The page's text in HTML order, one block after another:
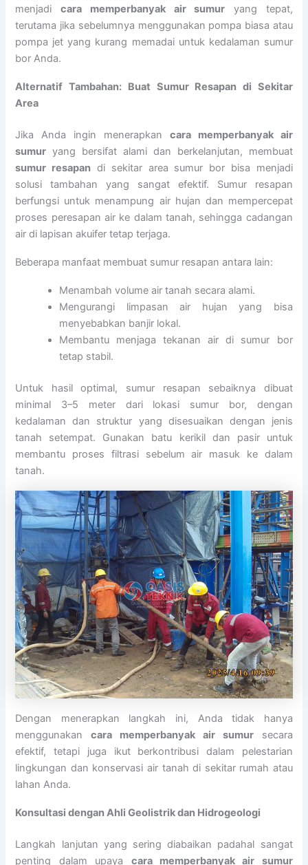
menjadicara memperbanyak air sumur yang tepat,
terutama jika sebelumnya menggunakan pompa biasa atau
pompa jet yang kurang memadai untuk kedalaman sumur
bor Anda.
Alternatif Tambahan: Buat Sumur Resapan di Sekitar
Area
Jika Anda ingin menerapkan cara memperbanyak air
sumur yang bersifat alami dan berkelanjutan, membuat
sumur resapan di sekitar area sumur bor bisa menjadi
solusi tambahan yang sangat efektif. Sumur resapan
berfungsi untuk menampung air hujan dan mempercepat
proses peresapan air ke dalam tanah, sehingga cadangan
air di lapisan akuifer tetap terjaga.
Beberapa manfaat membuat sumur resapan antara lain:
Menambah volume air tanah secara alami.
Mengurangi limpasan air hujan yang bisa
menyebabkan banjir lokal.
Membantu menjaga tekanan air di sumur bor
tetap stabil.
Untuk hasil optimal, sumur resapan sebaiknya dibuat
minimal 3–5 meter dari lokasi sumur bor, dengan
kedalaman dan struktur yang disesuaikan dengan jenis
tanah setempat. Gunakan batu kerikil dan pasir untuk
membantu proses filtrasi sebelum air masuk ke dalam
tanah.
Dengan menerapkan langkah ini, Anda tidak hanya
menggunakancara memperbanyak air sumursecara
efektif, tetapi juga ikut berkontribusi dalam pelestarian
lingkungan dan konservasi air tanah di sekitar rumah atau
lahan Anda.
Konsultasi dengan Ahli Geolistrik dan Hidrogeologi
Langkah lanjutan yang sering diabaikan padahal sangat
penting dalam upaya cara memperbanyak air sumur